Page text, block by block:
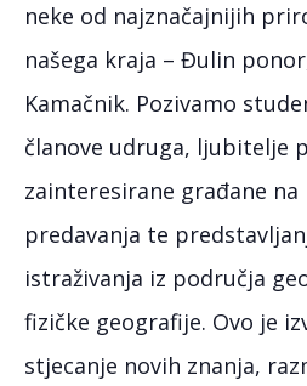
neke od najznačajnijih
našega kraja – Đulin
Kamačnik. Pozivamo
članove udruga, ljubitelje
zainteresirane građane
predavanja te
istraživanja iz područja
fizičke geografije. Ovo je
stjecanje novih znanja,